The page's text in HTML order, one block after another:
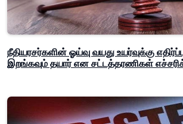
நீதியரசர்களின் ஓய்வு வயது உயர்வுக்கு
இறங்கவும் தயார் என சட்டத்தரணிகள்